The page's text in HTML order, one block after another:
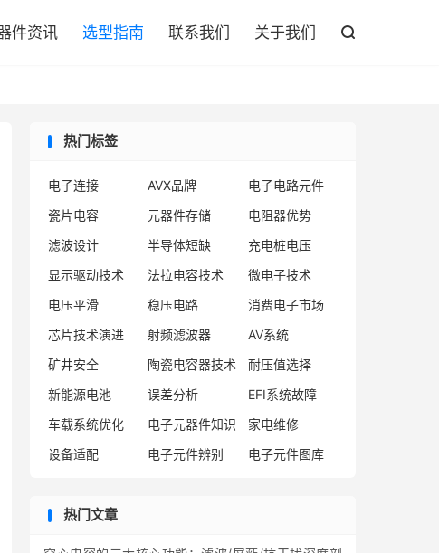
件资讯 选型指南 联系我们 关于我们 
热门标签
电子连接 AVX品牌
电子电路元件
瓷片电容
元器件存储
电阻器优势
滤波设计
半导体短缺
充电桩电压
显示驱动技术
法拉电容技术
微电子技术
电压平滑
稳压电路
消费电子市场
芯片技术演进
射频滤波器
AV系统
矿井安全
陶瓷电容器技术
耐压值选择
新能源电池
误差分析
EFI系统故障
车载系统优化
电子元器件知识
家电维修
设备适配
电子元件辨别 电子元件图库
热门文章